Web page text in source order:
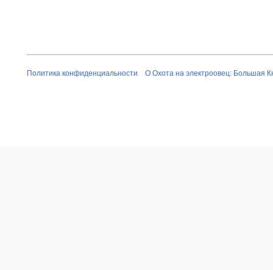
Политика конфиденциальности О Охота на электроовец: Большая